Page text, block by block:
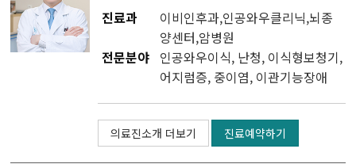
진료과 이비인후과,인공와우클리닉,뇌종
양센터,암병원
전문분야 인공와우이식, 난청, 이식형보청기,
어지럼증, 중이염, 이관기능장애
의료진소개 더보기 진료예약하기